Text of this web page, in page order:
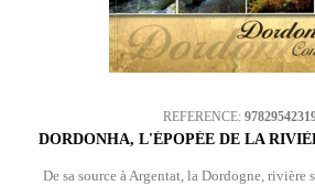
REFERENCE:
DORDONHA, L'ÉPOPÉE DE LA
De sa source à Argentat, la Dordogne, rivière